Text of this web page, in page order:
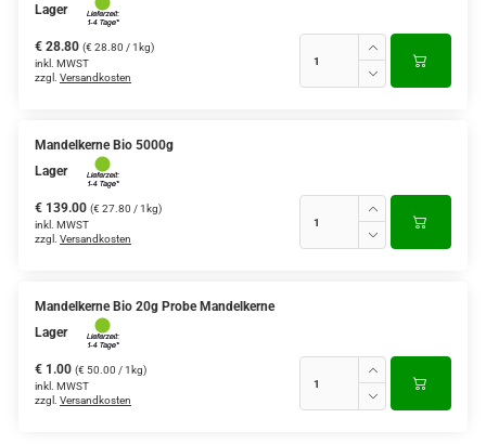
Lager
€ 28.80 (€ 28.80 / 1kg)
inkl. MWST
zzgl. Versandkosten
Mandelkerne Bio 5000g
Lager
€ 139.00 (€ 27.80 / 1kg)
inkl. MWST
zzgl. Versandkosten
Mandelkerne Bio 20g Probe Mandelkerne
Lager
€ 1.00 (€ 50.00 / 1kg)
inkl. MWST
zzgl. Versandkosten